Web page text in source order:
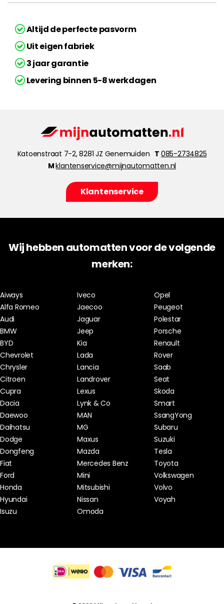
Altijd de perfecte pasvorm
Uit eigen fabriek
3 jaar garantie
Levering binnen 5-8 werkdagen
Katoenstraat 7-2, 8281 JZ Genemuiden T 085-2734825
Mklantenservice@mijnautomatten.nl
Klantenservice
Wij hebben automatten voor de volgende
merken:
Aiways
Alfa Romeo
Audi
BMW
BYD
Chevrolet
Chrysler
Citroen
Cupra
Dacia
Daewoo
Daihatsu
Dodge
Dongfeng
Fiat
Ford
Honda
Hyundai
Isuzu
Iveco
Jaecoo
Jaguar
Jeep
Kia
Lada
Lancia
Landrover
Lexus
Lynk & Co
MAN
MG
Maxus
Mazda
Mercedes Benz
Mini
Mitsubishi
Nissan
Omoda
Opel
Peugeot
Polestar
Porsche
Renault
Rover
Saab
Seat
Skoda
Smart
SsangYong
Subaru
Suzuki
Tesla
Toyota
Volkswagen
Volvo
Voyah